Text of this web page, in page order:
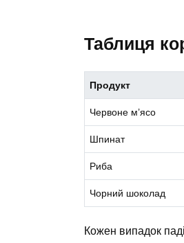
Таблиця
Продукт
Червоне м’ясо
Шпинат
Риба
Чорний шоколад
Кожен випадок